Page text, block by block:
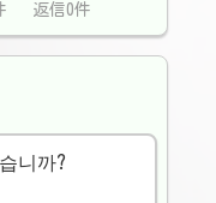
返信0件
니까?